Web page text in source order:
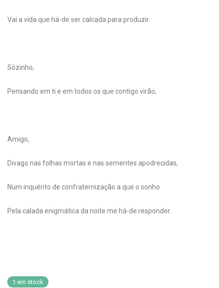
Vai a vida que há-de ser calcada para produzir.
Sòzinho,
Pensando em ti e em todos os que contigo virão,
Amigo,
Divago nas folhas mortas e nas sementes apodrecidas,
Num inquérito de confraternização a que o sonho
Pela calada enigmática da noite me há-de responder.
1 em stock